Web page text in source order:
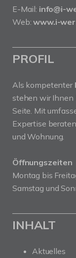
E-Mail: info@i-
Web:www.i-
PROFIL
Als kompetenter
stehen wir Ihnen
Seite. Mit
Expertise
und Wohnung.
Öffnungszeiten
Montag bis
Samstag und
INHALT
Aktuelles